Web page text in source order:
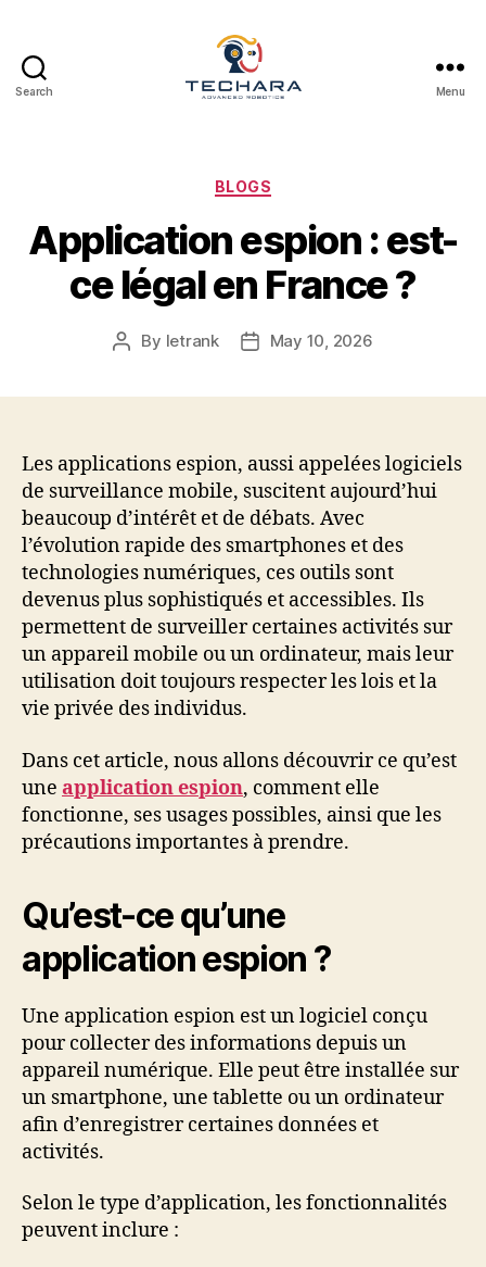
Search Menu
Categories
BLOGS
Application espion : est-
ce légal en France ?
Post
By letrank
PostMay 10, 2026
Les applications espion, aussi appelées logiciels
de surveillance mobile, suscitent aujourd’hui
beaucoup d’intérêt et de débats. Avec
l’évolution rapide des smartphones et des
technologies numériques, ces outils sont
devenus plus sophistiqués et accessibles. Ils
permettent de surveiller certaines activités sur
un appareil mobile ou un ordinateur, mais leur
utilisation doit toujours respecter les lois et la
vie privée des individus.
Dans cet article, nous allons découvrir ce qu’est
une application espion, comment elle
fonctionne, ses usages possibles, ainsi que les
précautions importantes à prendre.
Qu’est-ce qu’une
application espion ?
Une application espion est un logiciel conçu
pour collecter des informations depuis un
appareil numérique. Elle peut être installée sur
un smartphone, une tablette ou un ordinateur
afin d’enregistrer certaines données et
activités.
Selon le type d’application, les fonctionnalités
peuvent inclure :